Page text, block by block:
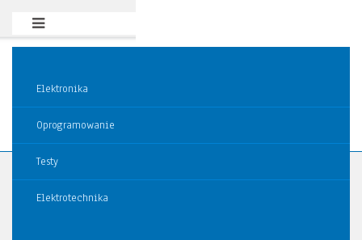
Elektronika
Oprogramowanie
Testy
Elektrotechnika